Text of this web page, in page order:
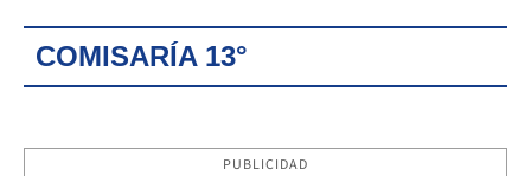
COMISARÍA 13°
PUBLICIDAD